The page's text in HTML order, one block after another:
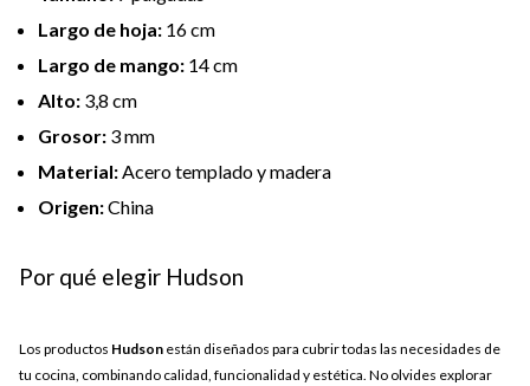
Largo de hoja: 16 cm
Largo de mango: 14 cm
Alto: 3,8 cm
Grosor: 3 mm
Material:Acero templado y madera
Origen:China
Por qué elegir Hudson
Los productos Hudson están diseñados para cubrir todas las necesidades de
tu cocina, combinando calidad, funcionalidad y estética. No olvides explorar